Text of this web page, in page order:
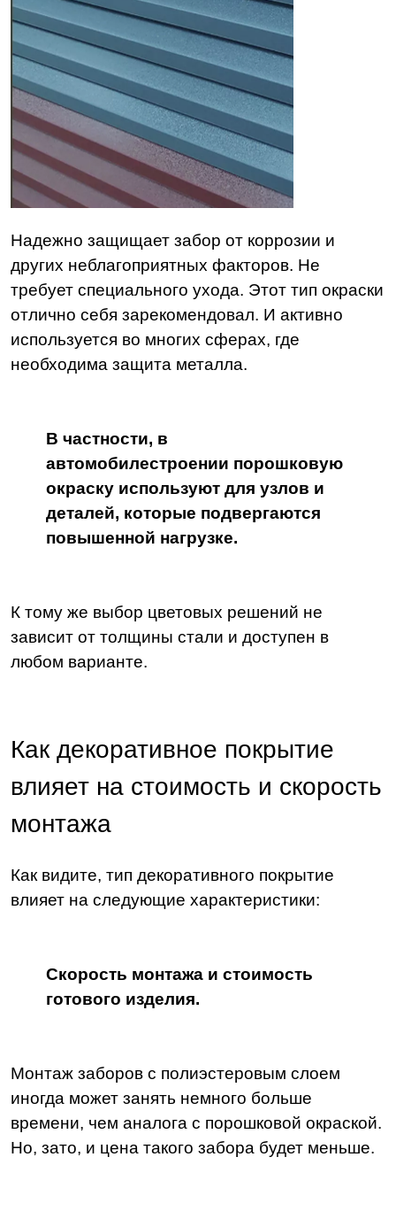
Надежно защищает забор от коррозии и
других неблагоприятных факторов. Не
требует специального ухода. Этот тип окраски
отлично себя зарекомендовал. И активно
используется во многих сферах, где
необходима защита металла.
В частности, в
автомобилестроении порошковую
окраску используют для узлов и
деталей, которые подвергаются
повышенной нагрузке.
К тому же выбор цветовых решений не
зависит от толщины стали и доступен в
любом варианте.
Как декоративное покрытие
влияет на стоимость и скорость
монтажа
Как видите, тип декоративного покрытие
влияет на следующие характеристики:
Скорость монтажа и стоимость
готового изделия.
Монтаж заборов с полиэстеровым слоем
иногда может занять немного больше
времени, чем аналога с порошковой окраской.
Но, зато, и цена такого забора будет меньше.